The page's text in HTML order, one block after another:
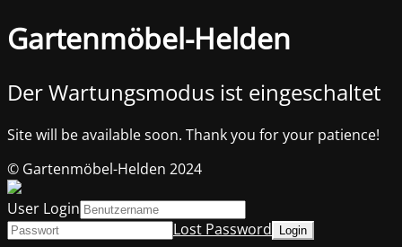
Gartenmöbel-Helden
Der Wartungsmodus ist eingeschaltet
Site will be available soon. Thank you for your patience!
© Gartenmöbel-Helden 2024
User Login
Lost Password